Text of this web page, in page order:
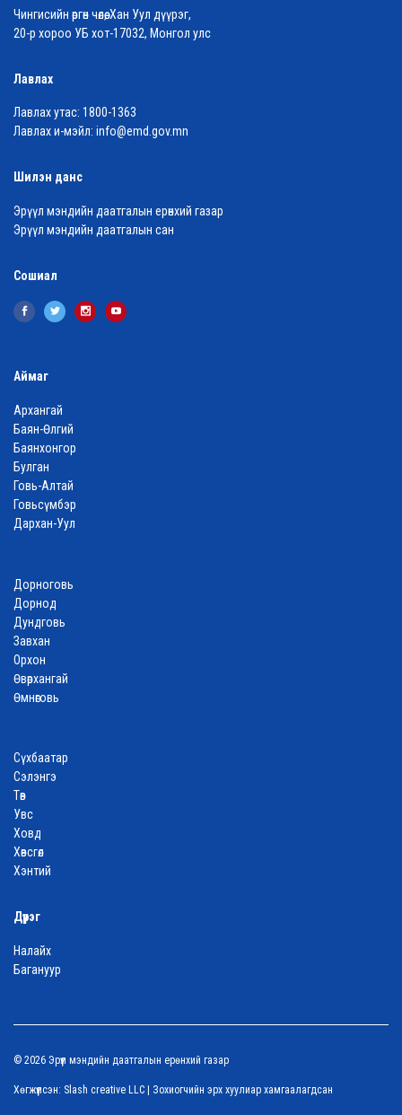
Чингисийн өргөн чөлөө, Хан Уул дүүрэг,
20-р хороо УБ хот-17032, Монгол улс
Лавлах
Лавлах утас: 1800-1363
Лавлах и-мэйл: info@emd.gov.mn
Шилэн данс
Эрүүл мэндийн даатгалын ерөнхий газар
Эрүүл мэндийн даатгалын сан
Сошиал
Аймаг
Архангай
Баян-Өлгий
Баянхонгор
Булган
Говь-Алтай
Говьсүмбэр
Дархан-Уул
Дорноговь
Дорнод
Дундговь
Завхан
Орхон
Өвөрхангай
Өмнөговь
Сүхбаатар
Сэлэнгэ
Төв
Увс
Ховд
Хөвсгөл
Хэнтий
Дүүрэг
Налайх
Багануур
© 2026 Эрүүл мэндийн даатгалын ерөнхий газар
Хөгжүүлсэн: Slash creative LLC | Зохиогчийн эрх хуулиар хамгаалагдсан